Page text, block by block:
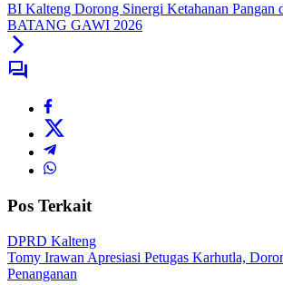
BI Kalteng Dorong Sinergi Ketahanan Pangan
BATANG GAWI 2026
Pos Terkait
DPRD Kalteng
Tomy Irawan Apresiasi Petugas Karhutla,
Penanganan